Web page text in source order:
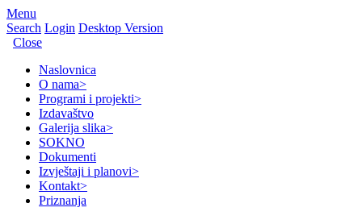
Menu
Search Login Desktop Version
Close
Naslovnica
O nama>
Programi i projekti>
Izdavaštvo
Galerija slika>
SOKNO
Dokumenti
Izvještaji i planovi>
Kontakt>
Priznanja